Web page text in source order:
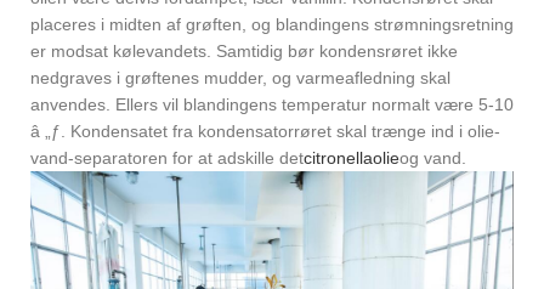
placeres i midten af ​​grøften, og blandingens strømningsretning
er modsat kølevandets. Samtidig bør kondensrøret ikke
nedgraves i grøftenes mudder, og varmeafledning skal
anvendes. Ellers vil blandingens temperatur normalt være 5-10
â „ƒ. Kondensatet fra kondensatorrøret skal trænge ind i olie-
vand-separatoren for at adskille detcitronellaolieog vand.